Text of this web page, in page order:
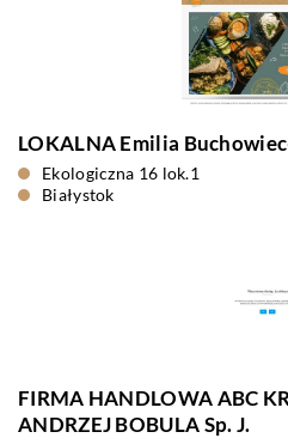
LOKALNA Emilia
Ekologiczna 16 lok.1
Białystok
FIRMA HANDLOWA ABC
ANDRZEJ BOBULA Sp. J.